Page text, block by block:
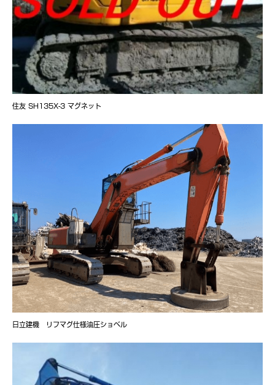
住友 SH135X-3 マグネット
日立建機 リフマグ仕様油圧ショベル